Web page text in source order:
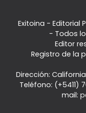
Exitoina - Editorial
- Todos
Editor
Registro de la
Dirección: California
Teléfono: (+5411)
mail: